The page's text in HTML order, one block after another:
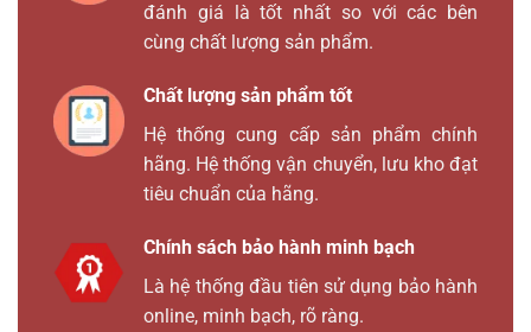
đánh giá là tốt nhất so với các bên
cùng chất lượng sản phẩm.
Chất lượng sản phẩm tốt
Hệ thống cung cấp sản phẩm chính
hãng. Hệ thống vận chuyển, lưu kho đạt
tiêu chuẩn của hãng.
Chính sách bảo hành minh bạch
Là hệ thống đầu tiên sử dụng bảo hành
online, minh bạch, rõ ràng.